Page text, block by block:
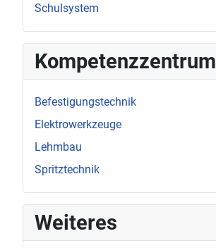
Schulsystem
Kompetenzzentrum
Befestigungstechnik
Elektrowerkzeuge
Lehmbau
Spritztechnik
Weiteres